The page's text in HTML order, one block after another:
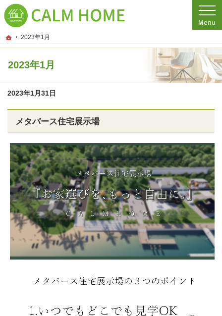
ホーム
2023年1月
2023年1月
プロの目線からご提案。埼玉県さいたま市の注文住宅・新築戸建てを手がける工
埼玉県さいたま市の新築・注文住宅・新築戸建てを手がける工務店ならCALM
2023年1月31日
メタバース住宅展示場